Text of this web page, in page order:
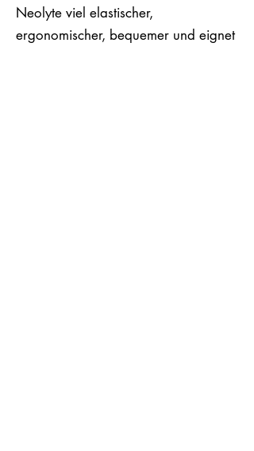
Neolyte viel elastischer,
ergonomischer, bequemer und eignet